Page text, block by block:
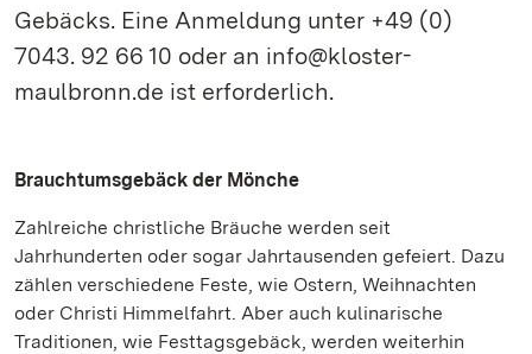
Gebäcks. Eine Anmeldung unter +49 (0)
7043. 92 66 10 oder an info@kloster-
maulbronn.de ist erforderlich.
Brauchtumsgebäck der Mönche
Zahlreiche christliche Bräuche werden seit
Jahrhunderten oder sogar Jahrtausenden gefeiert. Dazu
zählen verschiedene Feste, wie Ostern, Weihnachten
oder Christi Himmelfahrt. Aber auch kulinarische
Traditionen, wie Festtagsgebäck, werden weiterhin